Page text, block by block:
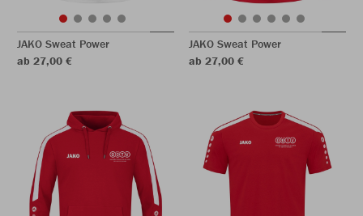
JAKO Sweat Power
ab 27,00 €
JAKO Sweat Power
ab 27,00 €